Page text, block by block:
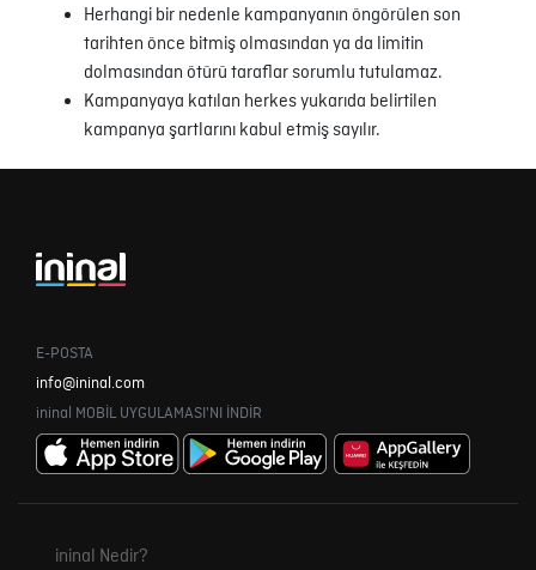
Herhangi bir nedenle kampanyanın öngörülen son
tarihten önce bitmiş olmasından ya da limitin
dolmasından ötürü taraflar sorumlu tutulamaz.
Kampanyaya katılan herkes yukarıda belirtilen
kampanya şartlarını kabul etmiş sayılır.
E-POSTA
info@ininal.com
ininal MOBİL UYGULAMASI'NI İNDİR
ininal Nedir?